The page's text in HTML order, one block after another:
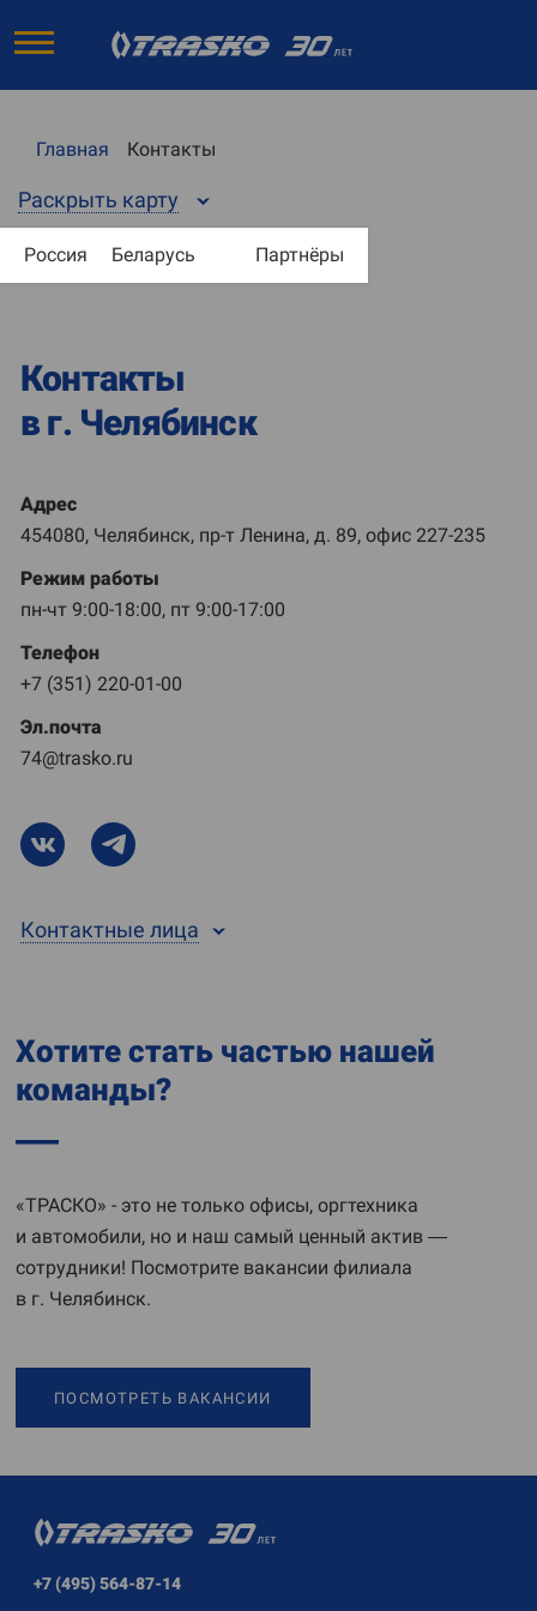
Главная Контакты
Раскрыть карту
Россия Беларусь Партнёры
Контакты
в г. Челябинск
Адрес
454080, Челябинск, пр-т Ленина, д. 89, офис 227-235
Режим работы
пн-чт 9:00-18:00, пт 9:00-17:00
Телефон
+7 (351) 220-01-00
Эл.почта
74@trasko.ru
Контактные лица
Хотите стать частью нашей
команды?
«ТРАСКО» - это не только офисы, оргтехника
и автомобили, но и наш самый ценный актив —
сотрудники! Посмотрите вакансии филиала
в г. Челябинск.
ПОСМОТРЕТЬ ВАКАНСИИ
+7 (495) 564-87-14